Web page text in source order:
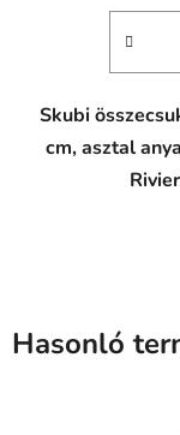
Skubi
cm, asztal
Hasonló